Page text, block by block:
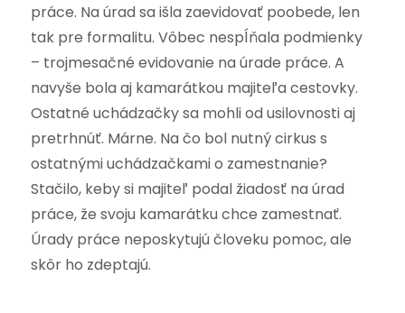
práce. Na úrad sa išla zaevidovať poobede, len
tak pre formalitu. Vôbec nespĺňala podmienky
– trojmesačné evidovanie na úrade práce. A
navyše bola aj kamarátkou majiteľa cestovky.
Ostatné uchádzačky sa mohli od usilovnosti aj
pretrhnúť. Márne. Na čo bol nutný cirkus s
ostatnými uchádzačkami o zamestnanie?
Stačilo, keby si majiteľ podal žiadosť na úrad
práce, že svoju kamarátku chce zamestnať.
Úrady práce neposkytujú človeku pomoc, ale
skôr ho zdeptajú.